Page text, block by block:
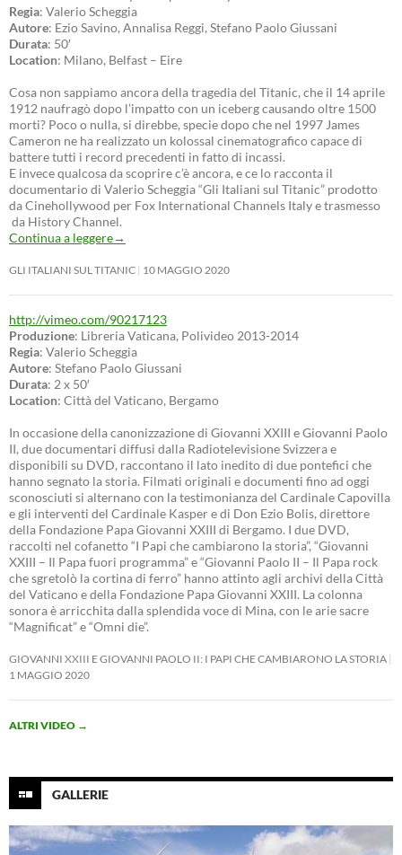
Regia: Valerio Scheggia
Autore: Ezio Savino, Annalisa Reggi, Stefano Paolo Giussani
Durata: 50′
Location: Milano, Belfast – Eire
Cosa non sappiamo ancora della tragedia del Titanic, che il 14 aprile
1912 naufragò dopo l’impatto con un iceberg causando oltre 1500
morti? Poco o nulla, si direbbe, specie dopo che nel 1997 James
Cameron ne ha realizzato un kolossal cinematografico capace di
battere tutti i record precedenti in fatto di incassi.
E invece qualcosa da scoprire c’è ancora, e ce lo racconta il
documentario di Valerio Scheggia “Gli Italiani sul Titanic” prodotto
da Cinehollywood per Fox International Channels Italy e trasmesso
da History Channel.
Continua a leggere→
GLI ITALIANI SUL TITANIC 10 MAGGIO 2020
http://vimeo.com/90217123
Produzione: Libreria Vaticana, Polivideo 2013-2014
Regia: Valerio Scheggia
Autore: Stefano Paolo Giussani
Durata: 2 x 50′
Location: Città del Vaticano, Bergamo
In occasione della canonizzazione di Giovanni XXIII e Giovanni Paolo
II, due documentari diffusi dalla Radiotelevisione Svizzera e
disponibili su DVD, raccontano il lato inedito di due pontefici che
hanno segnato la storia. Filmati originali e documenti fino ad oggi
sconosciuti si alternano con la testimonianza del Cardinale Capovilla
e gli interventi del Cardinale Kasper e di Don Ezio Bolis, direttore
della Fondazione Papa Giovanni XXIII di Bergamo. I due DVD,
raccolti nel cofanetto “I Papi che cambiarono la storia”, “Giovanni
XXIII – Il Papa fuori programma” e “Giovanni Paolo II – Il Papa rock
che sgretolò la cortina di ferro” hanno attinto agli archivi della Città
del Vaticano e della Fondazione Papa Giovanni XXIII. La colonna
sonora è arricchita dalla splendida voce di Mina, con le arie sacre
“Magnificat” e “Omni die”.
GIOVANNI XXIII E GIOVANNI PAOLO II: I PAPI CHE CAMBIARONO LA STORIA
1 MAGGIO 2020
ALTRI VIDEO →
GALLERIE